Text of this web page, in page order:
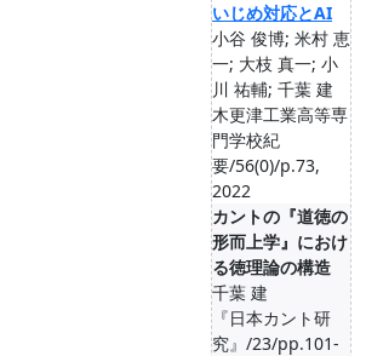
いじめ対応とAI
小谷 俊博; 米村 恵
一; 大枝 真一; 小
川 祐輔; 千葉 建
木更津工業高等専
門学校紀
要/56(0)/p.73,
2022
カントの『道徳の
形而上学』におけ
る徳理論の構造
千葉 建
『日本カント研
究』/23/pp.101-